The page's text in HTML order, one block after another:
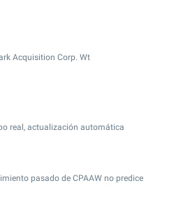
Acquisition Corp. Wt
real, actualización automática
pasado de CPAAW no predice